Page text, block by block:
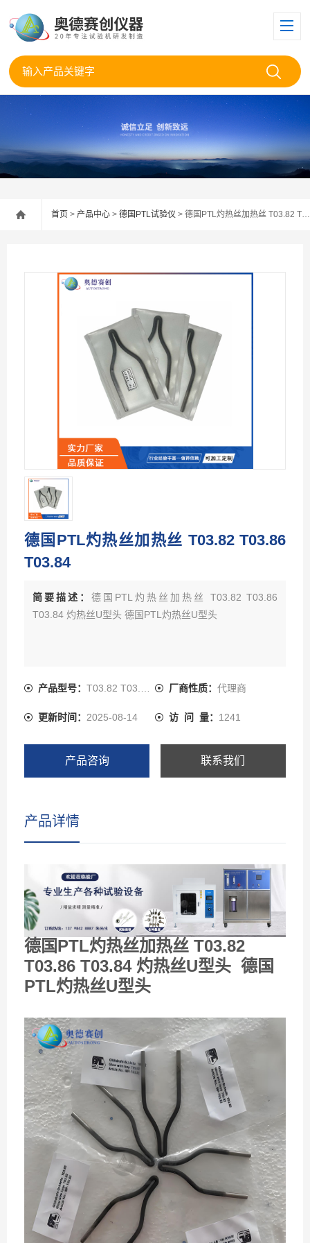
首页 > 产品中心 > 德国PTL试验仪 > 德国PTL灼热丝加热丝 T03.82 T03.86 T03.84
德国PTL灼热丝加热丝 T03.82 T03.86
T03.84
简要描述： 德国PTL灼热丝加热丝 T03.82 T03.86
T03.84 灼热丝U型头 德国PTL灼热丝U型头
产品型号： T03.82 T03.86 T03.84 厂商性质： 代理商
更新时间： 2025-08-14 访 问 量： 1241
产品咨询 联系我们
产品详情
德国PTL灼热丝加热丝 T03.82
T03.86 T03.84 灼热丝U型头 德国
PTL灼热丝U型头